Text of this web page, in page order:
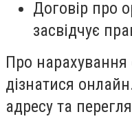
Договір про
засвідчує
Про
дізнатися
адресу та